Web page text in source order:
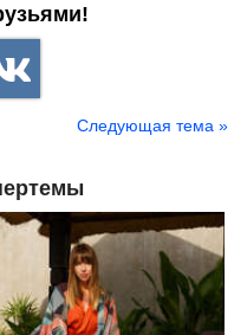
Следующая тема »